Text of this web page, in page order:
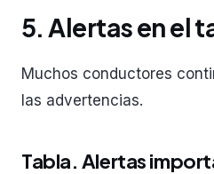
5. Alertas en el
Muchos conductores
las advertencias.
Tabla. Alertas